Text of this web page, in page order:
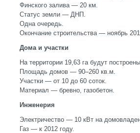
Финского залива — 20 км.
Статус земли — ДНП.
Одна очередь.
Окончание строительства — ноябрь
Дома и участки
На территории 19,63 га будут
Площадь домов — 90–260 кв.м.
Участки — от 10 до 60 соток.
Материал — бревно, газобетон.
Инженерия
Электричество — 10 кВт на
Газ — к 2012 году.